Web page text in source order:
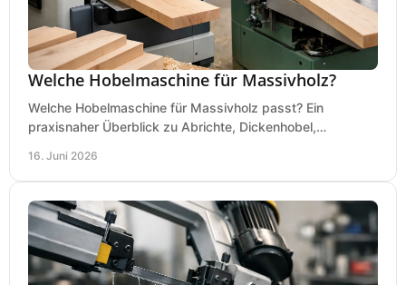
Welche Hobelmaschine für Massivholz?
Welche Hobelmaschine für Massivholz passt? Ein
praxisnaher Überblick zu Abrichte, Dickenhobel,
16. Juni 2026